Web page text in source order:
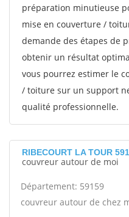
préparation minutieuse
mise en couverture /
demande des étapes de
obtenir un résultat
vous pourrez estimer le
/ toiture sur un support
qualité professionnelle.
RIBECOURT LA TOUR
couvreur autour de moi
Département: 59159
couvreur autour de chez